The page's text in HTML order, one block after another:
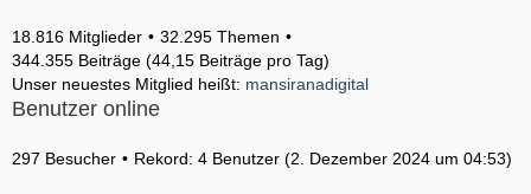
18.816 Mitglieder
32.295 Themen
344.355 Beiträge (44,15 Beiträge pro Tag)
Unser neuestes Mitglied heißt: mansiranadigital
Benutzer online
297 Besucher Rekord: 4 Benutzer (2. Dezember 2024 um 04:53)